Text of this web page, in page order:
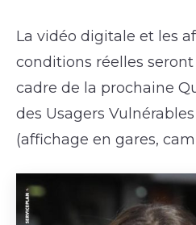
La vidéo digitale et les
conditions réelles
cadre de la prochaine
des Usagers Vulnérables
(affichage en gares,